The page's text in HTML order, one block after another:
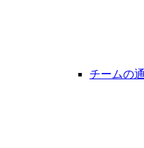
チームの